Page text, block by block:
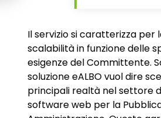
Il servizio si caratterizza per
scalabilità in funzione delle
esigenze del Committente.
soluzione eALBO vuol dire
principali realtà nel settore
software web per la